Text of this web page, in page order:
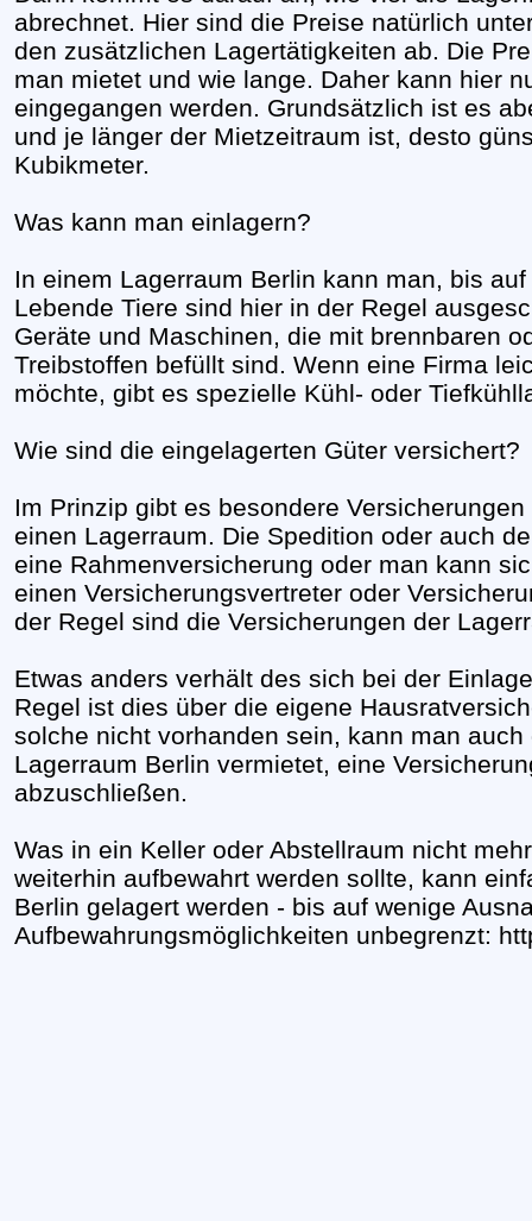
abrechnet. Hier sind die Preise natürlich
den zusätzlichen Lagertätigkeiten ab. Die
man mietet und wie lange. Daher kann hier
eingegangen werden. Grundsätzlich ist es
und je länger der Mietzeitraum ist, desto
Kubikmeter.
Was kann man einlagern?
In einem Lagerraum Berlin kann man, bis
Lebende Tiere sind hier in der Regel
Geräte und Maschinen, die mit brennbaren
Treibstoffen befüllt sind. Wenn eine Firma
möchte, gibt es spezielle Kühl- oder
Wie sind die eingelagerten Güter versichert?
Im Prinzip gibt es besondere
einen Lagerraum. Die Spedition oder auch
eine Rahmenversicherung oder man kann
einen Versicherungsvertreter oder
der Regel sind die Versicherungen der
Etwas anders verhält des sich bei der
Regel ist dies über die eigene
solche nicht vorhanden sein, kann man
Lagerraum Berlin vermietet, eine
abzuschließen.
Was in ein Keller oder Abstellraum nicht
weiterhin aufbewahrt werden sollte, kann
Berlin gelagert werden - bis auf wenige
Aufbewahrungsmöglichkeiten unbegrenzt: